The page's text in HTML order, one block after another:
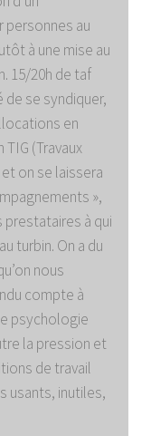
personnes au
à une mise au
15/20h de taf
se syndiquer,
en
(Travaux
et on se laissera
»,
prestataires à qui
turbin. On a du
nous
compte à
psychologie
la pression et
de travail
usants, inutiles,